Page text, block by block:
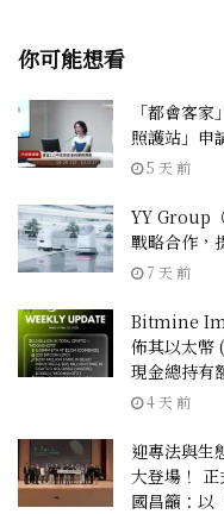
你可能想看
「都會客
照護站」申
5 天 前
YY Group
戰略合作，
7 天 前
Bitmine
佈其以太幣
現金總持有
4 天 前
迎專法與生
大登場！
國昌籲：以